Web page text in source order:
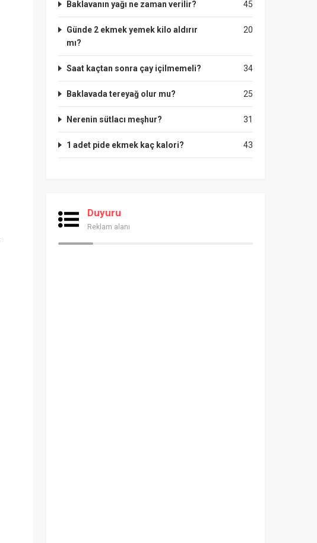
45
Baklavanın yağı ne zaman verilir?
20
Günde 2 ekmek yemek kilo aldırır
mı?
34
Saat kaçtan sonra çay içilmemeli?
25
Baklavada tereyağ olur mu?
31
Nerenin sütlacı meşhur?
43
1 adet pide ekmek kaç kalori?
Duyuru
Reklam alanı